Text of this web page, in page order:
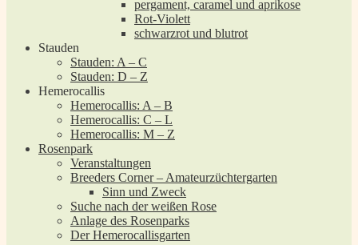
pergament, caramel und aprikose
Rot-Violett
schwarzrot und blutrot
Stauden
Stauden: A – C
Stauden: D – Z
Hemerocallis
Hemerocallis: A – B
Hemerocallis: C – L
Hemerocallis: M – Z
Rosenpark
Veranstaltungen
Breeders Corner – Amateurzüchtergarten
Sinn und Zweck
Suche nach der weißen Rose
Anlage des Rosenparks
Der Hemerocallisgarten